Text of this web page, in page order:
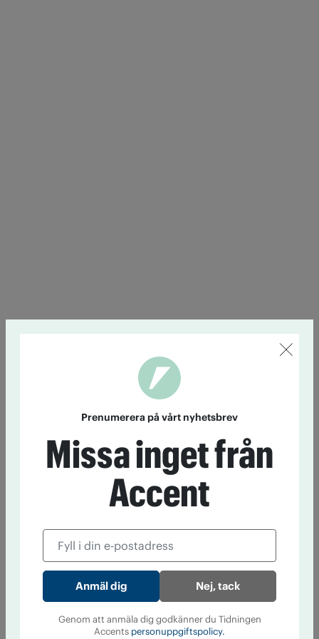
Prenumerera på vårt nyhetsbrev
Missa inget från
Accent
Nej, tack
Genom att anmäla dig godkänner du Tidningen
Accents personuppgiftspolicy.